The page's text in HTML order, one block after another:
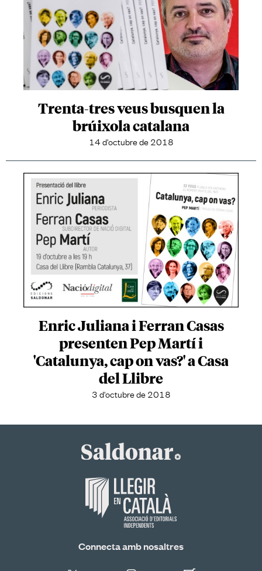
Trenta-tres veus busquen la
brúixola catalana
14 d'octubre de 2018
Enric Juliana i Ferran Casas
presenten Pep Martí i
'Catalunya, cap on vas?' a Casa
del Llibre
3 d'octubre de 2018
Connecta amb nosaltres